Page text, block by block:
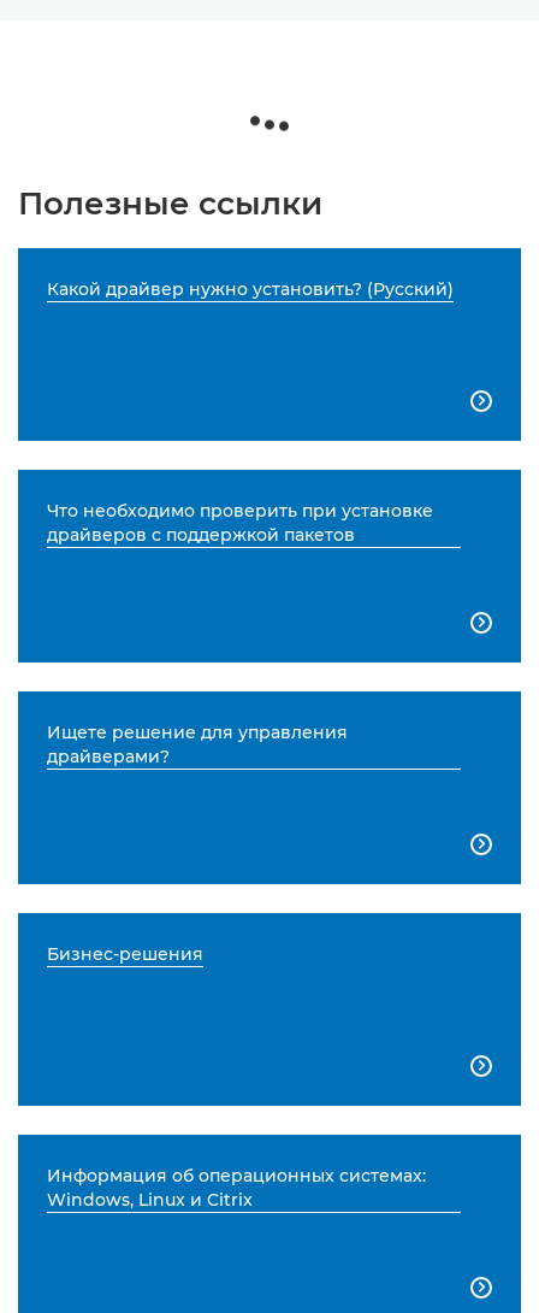
Полезные ссылки
Какой драйвер нужно установить? (Русский)

Что необходимо проверить при установке
драйверов с поддержкой пакетов

Ищете решение для управления
драйверами?

Бизнес-решения

Информация об операционных системах:
Windows, Linux и Citrix
